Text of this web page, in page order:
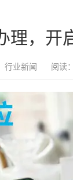
理，开
行业新闻 阅读